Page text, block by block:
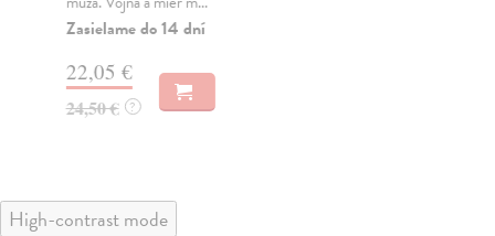
Zasielame do 14 dní
22,05 €
24,50 € ?
High-contrast mode